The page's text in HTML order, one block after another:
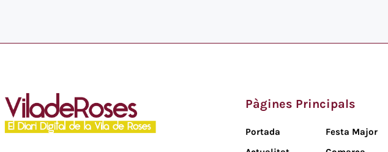
Pàgines Principals
Portada
Festa Major